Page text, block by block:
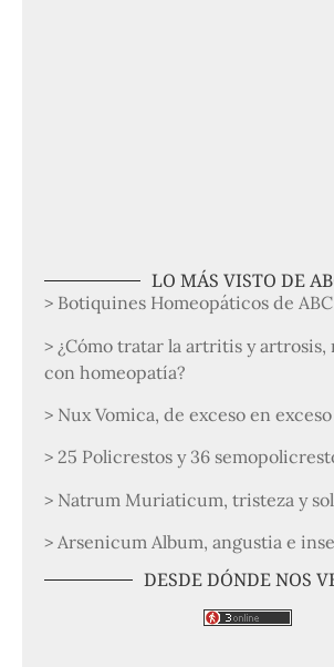
LO MÁS VISTO DE
> Botiquines Homeopáticos de
> ¿Cómo tratar la artritis y artrosis,
con homeopatía?
> Nux Vomica, de exceso en exceso
> 25 Policrestos y 36
> Natrum Muriaticum, tristeza y
> Arsenicum Album, angustia e
DESDE DÓNDE NOS